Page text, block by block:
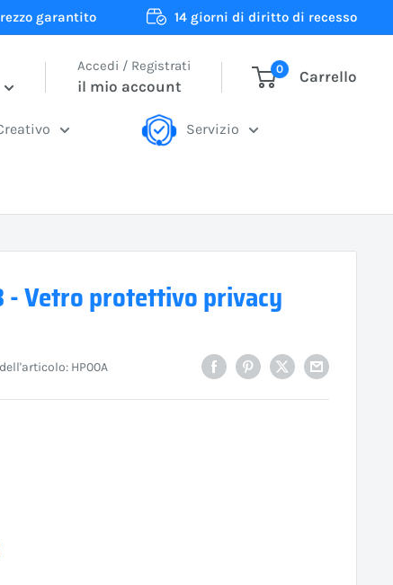
garantito 14 giorni di diritto di recesso
Accedi / Registrati
il mio account
0 Carrello
Servizio
- Vetro protettivo privacy
HP00A